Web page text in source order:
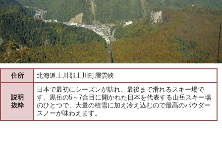
住所 北海道上川郡上川町層雲峡
説明
抜粋
日本で最初にシーズンが訪れ、最後まで滑れるスキー場で
す。黒岳の5～7合目に開かれた日本を代表する山岳スキー場
のひとつで、大量の積雪に加え冷え込むので最高のパウダー
スノーが味わえます。